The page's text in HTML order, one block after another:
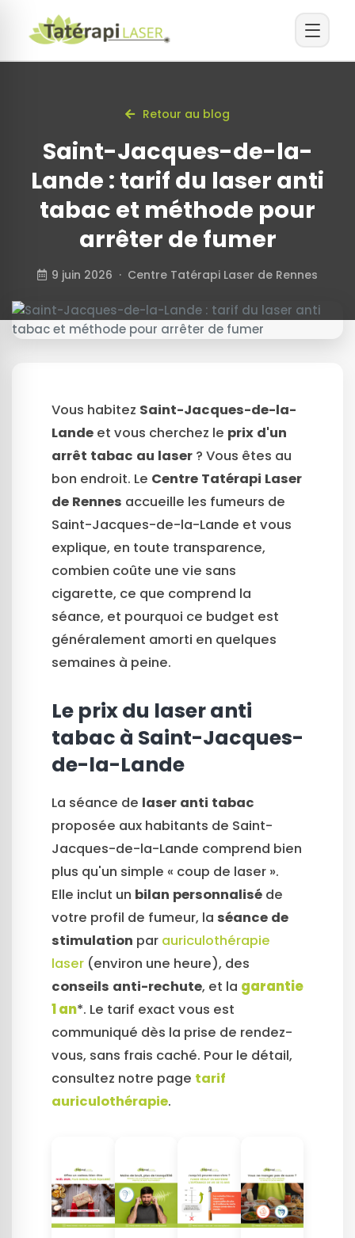
Retour au blog
Saint-Jacques-de-la-
Lande : tarif du laser anti
tabac et méthode pour
arrêter de fumer
9 juin 2026 · Centre Tatérapi Laser de Rennes
Vous habitez Saint-Jacques-de-la-
Lande et vous cherchez le prix d'un
arrêt tabac au laser ? Vous êtes au
bon endroit. Le Centre Tatérapi Laser
de Rennes accueille les fumeurs de
Saint-Jacques-de-la-Lande et vous
explique, en toute transparence,
combien coûte une vie sans
cigarette, ce que comprend la
séance, et pourquoi ce budget est
généralement amorti en quelques
semaines à peine.
Le prix du laser anti
tabac à Saint-Jacques-
de-la-Lande
La séance de laser anti tabac
proposée aux habitants de Saint-
Jacques-de-la-Lande comprend bien
plus qu'un simple « coup de laser ».
Elle inclut un bilan personnalisé de
votre profil de fumeur, la séance de
stimulation par auriculothérapie
laser (environ une heure), des
conseils anti-rechute, et la garantie
1 an*. Le tarif exact vous est
communiqué dès la prise de rendez-
vous, sans frais caché. Pour le détail,
consultez notre page tarif
auriculothérapie.